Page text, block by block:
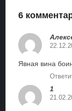
6
Явная вина
1